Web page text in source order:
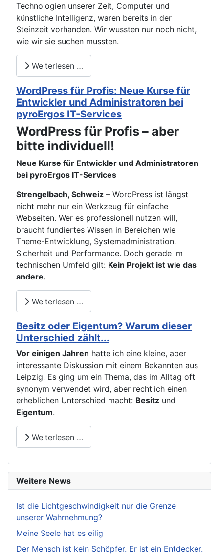
Technologien unserer Zeit, Computer und
künstliche Intelligenz, waren bereits in der
Steinzeit vorhanden. Wir wussten nur noch nicht,
wie wir sie suchen mussten.
Weiterlesen …
WordPress für Profis: Neue Kurse für
Entwickler und Administratoren bei
pyroErgos IT-Services
WordPress für Profis – aber
bitte individuell!
Neue Kurse für Entwickler und Administratoren
bei pyroErgos IT-Services
Strengelbach, Schweiz – WordPress ist längst
nicht mehr nur ein Werkzeug für einfache
Webseiten. Wer es professionell nutzen will,
braucht fundiertes Wissen in Bereichen wie
Theme-Entwicklung, Systemadministration,
Sicherheit und Performance. Doch gerade im
technischen Umfeld gilt: Kein Projekt ist wie das
andere.
Weiterlesen …
Besitz oder Eigentum? Warum dieser
Unterschied zählt...
Vor einigen Jahren hatte ich eine kleine, aber
interessante Diskussion mit einem Bekannten aus
Leipzig. Es ging um ein Thema, das im Alltag oft
synonym verwendet wird, aber rechtlich einen
erheblichen Unterschied macht: Besitz und
Eigentum.
Weiterlesen …
Weitere News
Ist die Lichtgeschwindigkeit nur die Grenze
unserer Wahrnehmung?
Meine Seele hat es eilig
Der Mensch ist kein Schöpfer. Er ist ein Entdecker.